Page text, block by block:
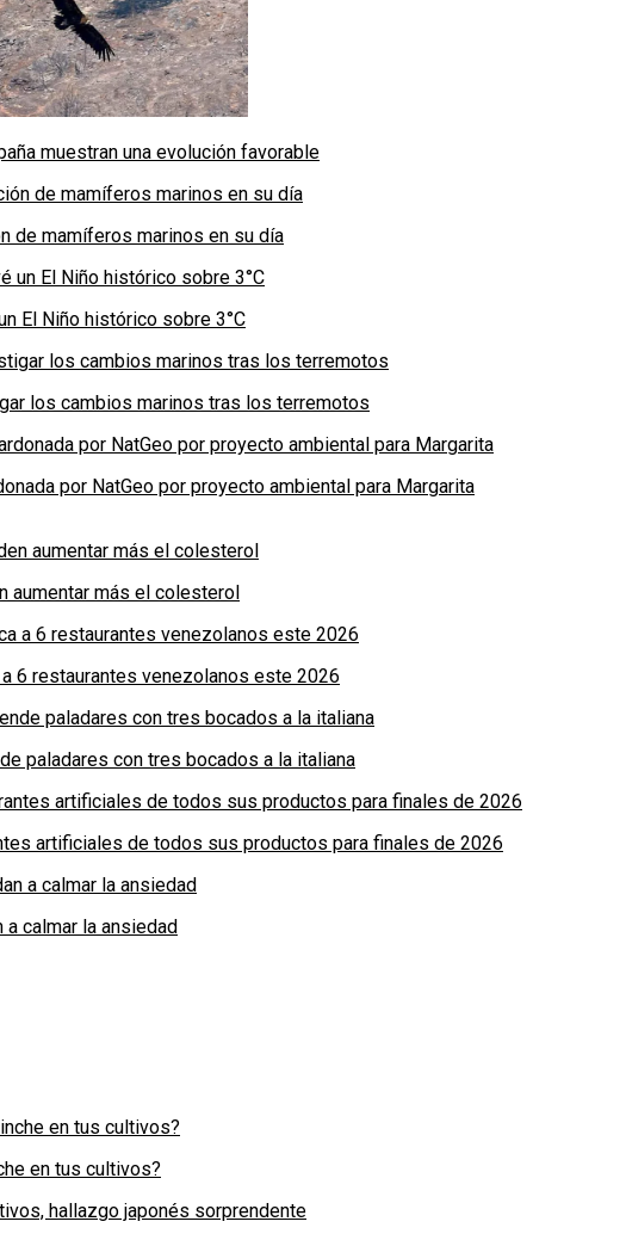
muestran una evolución favorable
de mamíferos marinos en su día
El Niño histórico sobre 3°C
los cambios marinos tras los terremotos
por NatGeo por proyecto ambiental para Margarita
aumentar más el colesterol
6 restaurantes venezolanos este 2026
paladares con tres bocados a la italiana
artificiales de todos sus productos para finales de 2026
calmar la ansiedad
en tus cultivos?